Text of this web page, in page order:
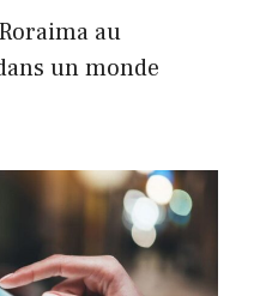
au
un monde